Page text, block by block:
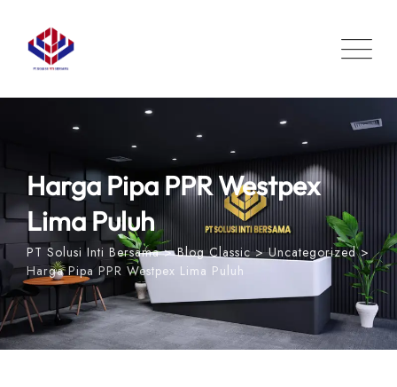
content
Harga Pipa PPR Westpex
Lima Puluh
PT Solusi Inti Bersama>Blog Classic>Uncategorized>
Harga Pipa PPR Westpex Lima Puluh